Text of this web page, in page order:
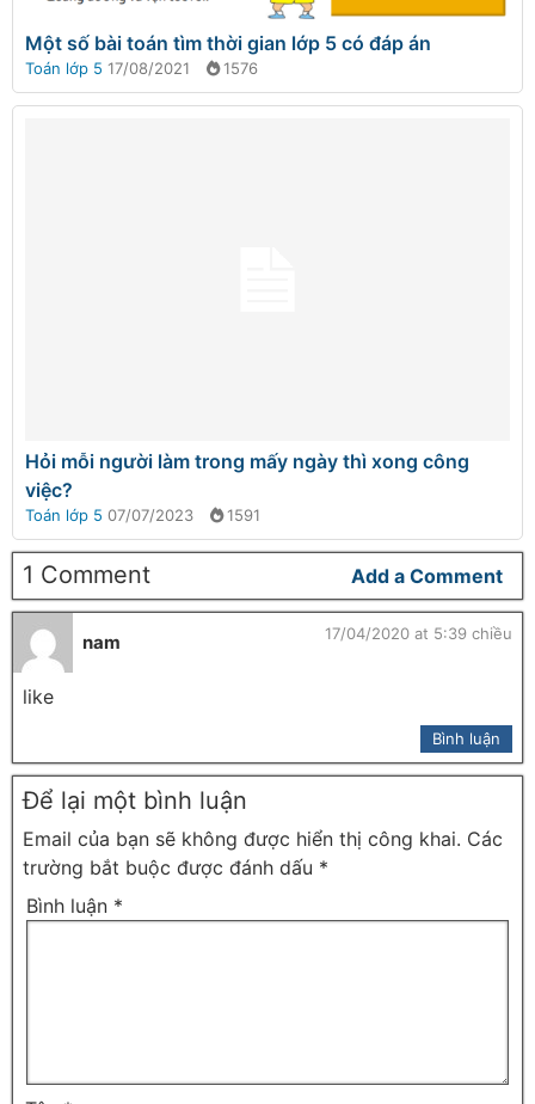
Một số bài toán tìm thời gian lớp 5 có đáp án
Toán lớp 5 17/08/2021 1576
Hỏi mỗi người làm trong mấy ngày thì xong công
việc?
Toán lớp 5 07/07/2023 1591
1 Comment Add a Comment
nam 17/04/2020 at 5:39 chiều
like
Bình luận
Để lại một bình luận
Email của bạn sẽ không được hiển thị công khai. Các
trường bắt buộc được đánh dấu *
Bình luận *